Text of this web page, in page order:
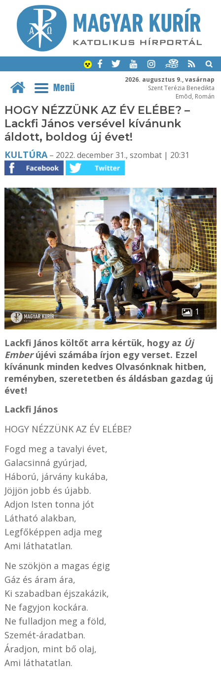
2026. augusztus 9., vasárnap
Szent Terézia Benedikta
Emõd, Román
Menü
HOGY NÉZZÜNK AZ ÉV ELÉBE? –
Lackfi János versével kívánunk
áldott, boldog új évet!
KULTÚRA– 2022. december 31., szombat | 20:31
1
Lackfi János költőt arra kértük, hogy az Új
Emberújévi számába írjon egy verset. Ezzel
kívánunk minden kedves Olvasónknak hitben,
reményben, szeretetben és áldásban gazdag új
évet!
Lackfi János
HOGY NÉZZÜNK AZ ÉV ELÉBE?
Fogd meg a tavalyi évet,
Galacsinná gyúrjad,
Háború, járvány kukába,
Jöjjön jobb és újabb.
Adjon Isten tonna jót
Látható alakban,
Legfőképpen adja meg
Ami láthatatlan.
Ne szökjön a magas égig
Gáz és áram ára,
Ki szabadban éjszakázik,
Ne fagyjon kockára.
Ne fulladjon meg a föld,
Szemét-áradatban.
Áradjon, mint bő olaj,
Ami láthatatlan.